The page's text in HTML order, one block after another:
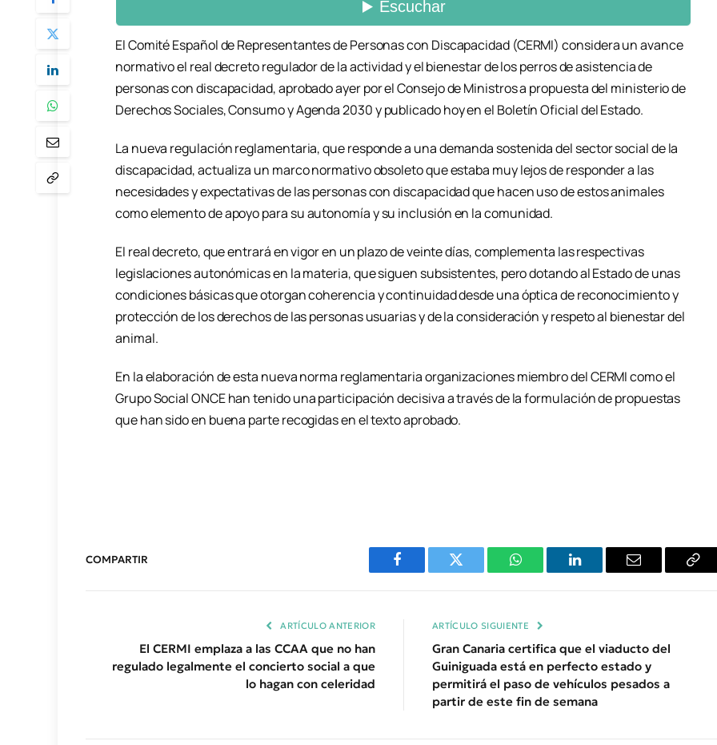
El Comité Español de Representantes de Personas con Discapacidad (CERMI) considera un avance
normativo el real decreto regulador de la actividad y el bienestar de los perros de asistencia de
personas con discapacidad, aprobado ayer por el Consejo de Ministros a propuesta del ministerio de
Derechos Sociales, Consumo y Agenda 2030 y publicado hoy en el Boletín Oficial del Estado.
La nueva regulación reglamentaria, que responde a una demanda sostenida del sector social de la
discapacidad, actualiza un marco normativo obsoleto que estaba muy lejos de responder a las
necesidades y expectativas de las personas con discapacidad que hacen uso de estos animales
como elemento de apoyo para su autonomía y su inclusión en la comunidad.
El real decreto, que entrará en vigor en un plazo de veinte días, complementa las respectivas
legislaciones autonómicas en la materia, que siguen subsistentes, pero dotando al Estado de unas
condiciones básicas que otorgan coherencia y continuidad desde una óptica de reconocimiento y
protección de los derechos de las personas usuarias y de la consideración y respeto al bienestar del
animal.
En la elaboración de esta nueva norma reglamentaria organizaciones miembro del CERMI como el
Grupo Social ONCE han tenido una participación decisiva a través de la formulación de propuestas
que han sido en buena parte recogidas en el texto aprobado.
COMPARTIR
Facebook Twitter WhatsAppLinkedIn Email
ARTÍCULO ANTERIOR
El CERMI emplaza a las CCAA que no han
regulado legalmente el concierto social a que
lo hagan con celeridad
ARTÍCULO SIGUIENTE
Gran Canaria certifica que el viaducto del
Guiniguada está en perfecto estado y
permitirá el paso de vehículos pesados a
partir de este fin de semana